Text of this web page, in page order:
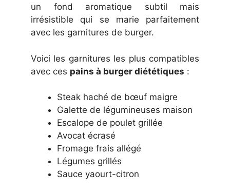
un fond aromatique subtil mais
irrésistible qui se marie parfaitement
avec les garnitures de burger.
Voici les garnitures les plus compatibles
avec ces pains à burger diététiques :
Steak haché de bœuf maigre
Galette de légumineuses maison
Escalope de poulet grillée
Avocat écrasé
Fromage frais allégé
Légumes grillés
Sauce yaourt-citron